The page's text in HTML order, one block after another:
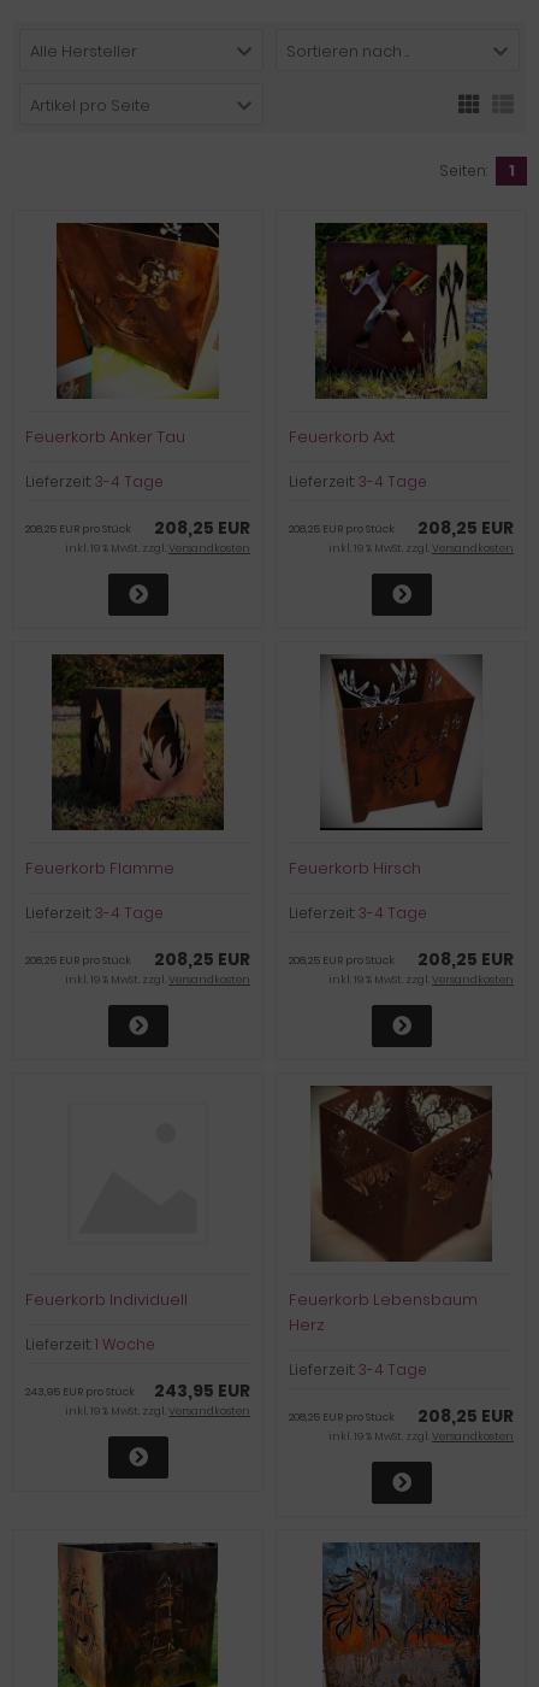
Alle Hersteller Sortieren nach ...
Artikel pro Seite
Seiten: 1
Feuerkorb Anker Tau
Lieferzeit:3-4 Tage
208,25 EUR
208,25 EUR pro Stück
inkl. 19 % MwSt. zzgl.Versandkosten
Feuerkorb Axt
Lieferzeit:3-4 Tage
208,25 EUR
208,25 EUR pro Stück
inkl. 19 % MwSt. zzgl.Versandkosten
Feuerkorb Flamme
Lieferzeit:3-4 Tage
208,25 EUR
208,25 EUR pro Stück
inkl. 19 % MwSt. zzgl.Versandkosten
Feuerkorb Hirsch
Lieferzeit:3-4 Tage
208,25 EUR
208,25 EUR pro Stück
inkl. 19 % MwSt. zzgl.Versandkosten
Feuerkorb Individuell
Lieferzeit:1 Woche
243,95 EUR
243,95 EUR pro Stück
inkl. 19 % MwSt. zzgl.Versandkosten
Feuerkorb Lebensbaum
Herz
Lieferzeit:3-4 Tage
208,25 EUR
208,25 EUR pro Stück
inkl. 19 % MwSt. zzgl.Versandkosten